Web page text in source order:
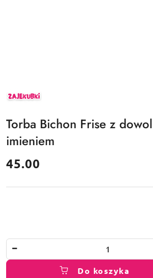
ZAJEKUBKI
Torba Bichon Frise z
imieniem
cena:
45.00
Do koszyka